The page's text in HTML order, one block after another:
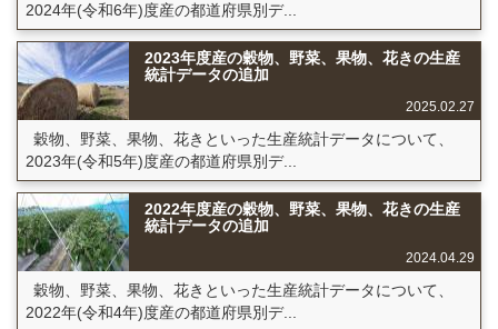
2024年(令和6年)度産の都道府県別デ...
2023年度産の穀物、野菜、果物、花きの生産
統計データの追加
2025.02.27
穀物、野菜、果物、花きといった生産統計データについて、
2023年(令和5年)度産の都道府県別デ...
2022年度産の穀物、野菜、果物、花きの生産
統計データの追加
2024.04.29
穀物、野菜、果物、花きといった生産統計データについて、
2022年(令和4年)度産の都道府県別デ...